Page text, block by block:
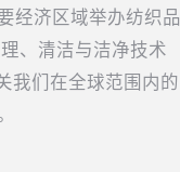
经济区域举办纺织品
、清洁与洁净技术
我们在全球范围内的